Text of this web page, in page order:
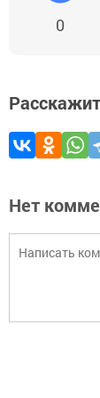
0
Нет